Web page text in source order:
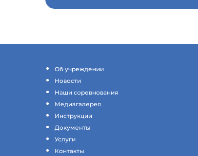
Об учреждении
Новости
Наши соревнования
Медиагалерея
Инструкции
Документы
Услуги
Контакты